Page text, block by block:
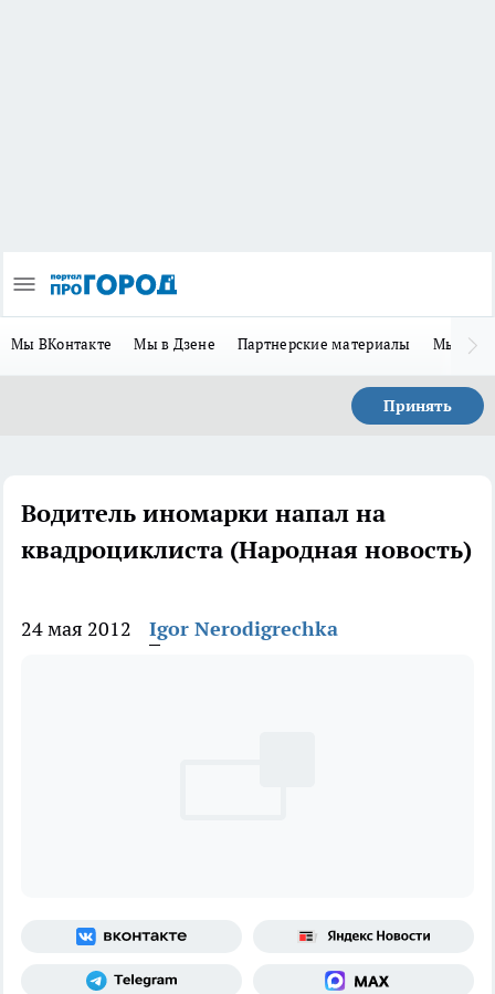
Мы ВКонтакте Мы в Дзене Партнерские материалы Мы в
Принять
Водитель иномарки напал на
квадроциклиста (Народная новость)
24 мая 2012 Igor Nerodigrechka